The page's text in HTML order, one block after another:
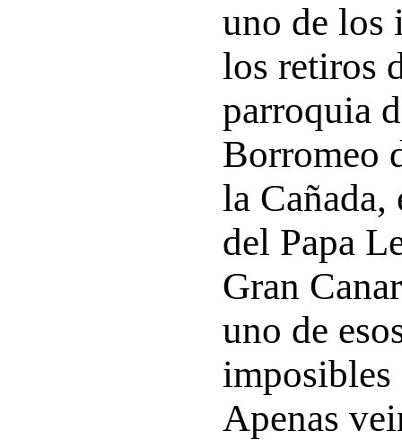
uno de los
los retiros
parroquia
Borromeo
la Cañada,
del Papa
Gran
uno de
Apenas